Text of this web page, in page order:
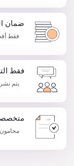
ضمان
فقط
فقط
يتم